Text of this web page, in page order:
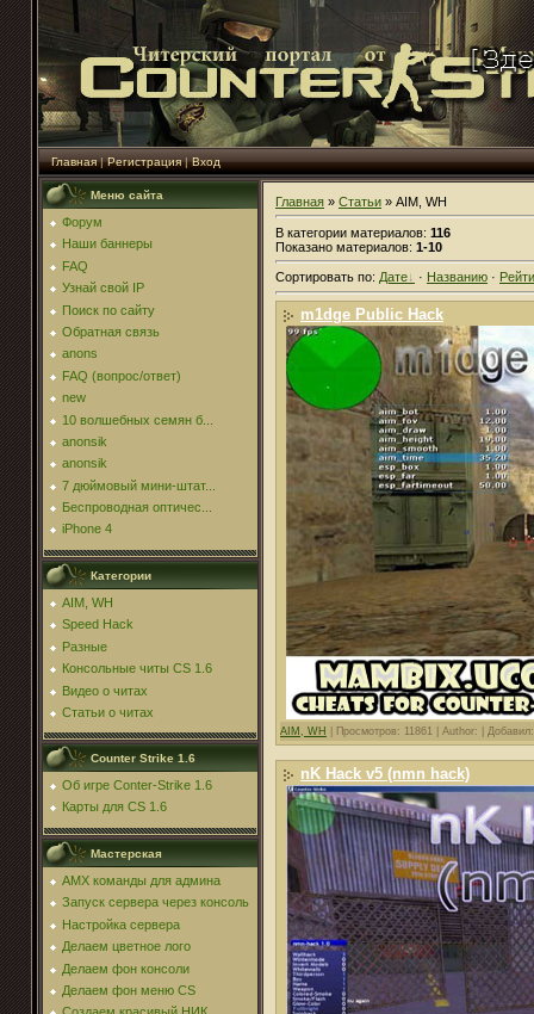
Главная|Регистрация|Вход
Меню сайта
Форум
Наши баннеры
FAQ
Узнай свой IP
Поиск по сайту
Обратная связь
anons
FAQ (вопрос/ответ)
new
10 волшебных семян б...
anonsik
anonsik
7 дюймовый мини-штат...
Беспроводная оптичес...
iPhone 4
Категории
AIM, WH
Speed Hack
Разные
Консольные читы CS 1.6
Видео о читах
Статьи о читах
Counter Strike 1.6
Об игре Conter-Strike 1.6
Карты для CS 1.6
Мастерская
AMX команды для админа
Запуск сервера через консоль
Настройка сервера
Делаем цветное лого
Делаем фон консоли
Делаем фон меню CS
Главная » Статьи » AIM, WH
В категории материалов: 116
Показано материалов: 1-10
Сортировать по: Дате · Названию ·
m1dge Public Hack
AIM, WH Просмотров: 11861 | Author: |
nK Hack v5 (nmn hack)